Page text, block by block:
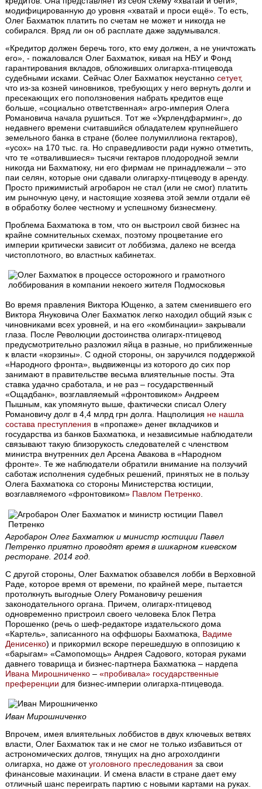
модифицированную до уровня «хватай и проси ещё». То есть,
Олег Бахматюк платить по счетам не может и никогда не
собирался. Вряд ли он об расплате даже задумывался.
«Кредитор должен беречь того, кто ему должен, а не уничтожать
его», - пожаловался Олег Бахматюк, кивая на НБУ и Фонд
гарантирования вкладов, обложивших олигарха-птицевода
судебными исками. Сейчас Олег Бахматюк неустанносетует,
что из-за козней чиновников, требующих у него вернуть долги и
пресекающих его поползновения набрать кредитов еще
больше, «социально ответственная» агро-империя Олега
Романовича начала рушиться. Тот же «Укрлендфарминг», до
недавнего времени считавшийся обладателем крупнейшего
земельного банка в стране (более полумиллиона гектаров),
«усох» на 170 тыс. га. Но справедливости ради нужно отметить,
что те «отвалившиеся» тысячи гектаров плодородной земли
никогда ни Бахматюку, ни его фирмам не принадлежали – это
паи селян, которые они сдавали олигарху-птицеводу в аренду.
Просто прижимистый агробарон не стал (или не смог) платить
им рыночную цену, и настоящие хозяева этой земли отдали её
в обработку более честному и успешному бизнесмену.
Проблема Бахматюка в том, что он выстроил свой бизнес на
крайне сомнительных схемах, поэтому процветание его
империи критически зависит от лоббизма, далеко не всегда
чистоплотного, во властных кабинетах.
Во время правления Виктора Ющенко, а затем сменившего его
Виктора Януковича Олег Бахматюк легко находил общий язык с
чиновниками всех уровней, и на его «комбинации» закрывали
глаза. После Революции достоинства олигарх-птицевод
предусмотрительно разложил яйца в разные, но приближенные
к власти «корзины». С одной стороны, он заручился поддержкой
«Народного фронта», выдвиженцы из которого до сих пор
занимают в правительстве весьма влиятельные посты. Эта
ставка удачно сработала, и не раз – государственный
«Ощадбанк», возглавляемый «фронтовиком» Андреем
Пышным, как упомянуто выше, фактически списал Олегу
Романовичу долг в 4,4 млрд грн долга. Нацполиция не нашла
состава преступления в «пропаже» денег вкладчиков и
государства из банков Бахматюка, и независимые наблюдатели
связывают такую близорукость следователей с членством
министра внутренних дел Арсена Авакова в «Народном
фронте». Те же наблюдатели обратили внимание на ползучий
саботаж исполнения судебных решений, принятых не в пользу
Олега Бахматюка со стороны Министерства юстиции,
возглавляемого «фронтовиком» Павлом Петренко.
Агробарон Олег Бахматюк и министр юстиции Павел
Петренко приятно проводят время в шикарном киевском
ресторане. 2014 год.
С другой стороны, Олег Бахматюк обзавелся лобби в Верховной
Раде, которое время от времени, по крайней мере, пытается
протолкнуть выгодные Олегу Романовичу решения
законодательного органа. Причем, олигарх-птицевод
одновременно пристроил своего человека Блок Петра
Порошенко (речь о шеф-редакторе издательского дома
«Картель», записанного на оффшоры Бахматюка, Вадиме
Денисенко) и прикормил вскоре перешедшую в оппозицию к
«барыгам» «Самопомощь» Андрея Садового, которая руками
давнего товарища и бизнес-партнера Бахматюка – нардепа
Ивана Мирошниченко –«пробивала» государственные
преференции для бизнес-империи олигарха-птицевода.
Иван Мирошниченко
Впрочем, имея влиятельных лоббистов в двух ключевых ветвях
власти, Олег Бахматюк так и не смог не только избавиться от
астрономических долгов, тянущих на дно агрохолдинги
олигарха, но даже отуголовного преследования за свои
финансовые махинации. И смена власти в стране дает ему
отличный шанс переиграть партию с новыми картами на руках.